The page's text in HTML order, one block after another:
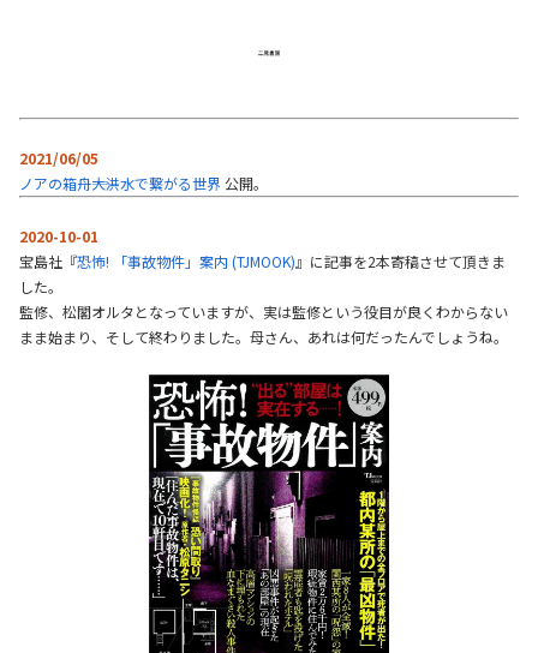
2021/06/05
ノアの箱舟――大洪水で繋がる世界公開。
2020-10-01
宝島社『恐怖! 「事故物件」案内 (TJMOOK)』に記事を2本寄稿させて頂きま
した。
監修、松閣オルタとなっていますが、実は監修という役目が良くわからない
まま始まり、そして終わりました。母さん、あれは何だったんでしょうね。